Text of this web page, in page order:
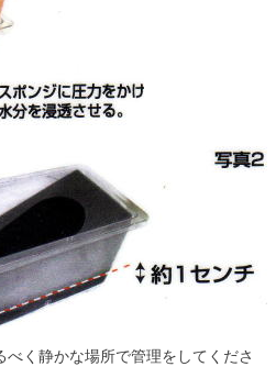
く静かな場所で管理をしてくださ